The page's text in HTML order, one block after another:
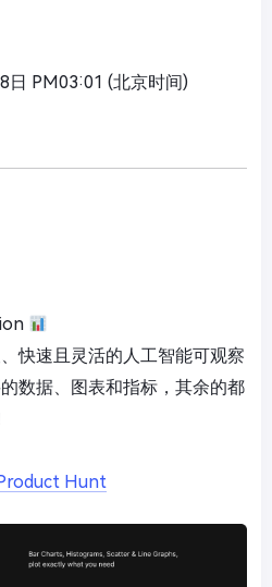
日 PM03:01 (北京时间)
快速且灵活的人工智能可观察
数据、图表和指标，其余的都
Hunt